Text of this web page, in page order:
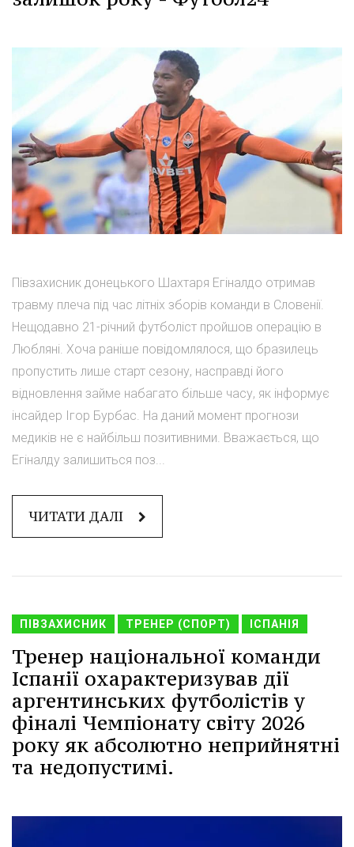
Півзахисник донецького Шахтаря Егіналдо отримав
травму плеча під час літніх зборів команди в Словенії.
Нещодавно 21-річний футболіст пройшов операцію в
Любляні. Хоча раніше повідомлялося, що бразилець
пропустить лише старт сезону, насправді його
відновлення займе набагато більше часу, як інформує
інсайдер Ігор Бурбас. На даний момент прогнози
медиків не є найбільш позитивними. Вважається, що
Егіналду залишиться поз...
ЧИТАТИ ДАЛІ
ПІВЗАХИСНИК ТРЕНЕР (СПОРТ) ІСПАНІЯ
Тренер національної команди
Іспанії охарактеризував дії
аргентинських футболістів у
фіналі Чемпіонату світу 2026
року як абсолютно неприйнятні
та недопустимі.